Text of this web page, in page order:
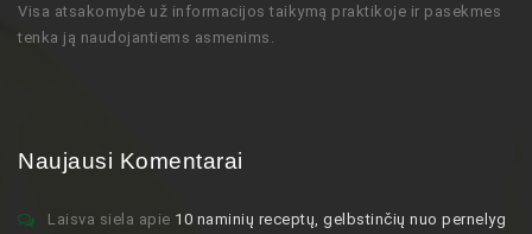
Visa atsakomybė už informacijos taikymą praktikoje ir pasekmes
tenka ją naudojantiems asmenims.
Naujausi Komentarai
Laisva siela apie 10 naminių receptų, gelbstinčių nuo pernelyg